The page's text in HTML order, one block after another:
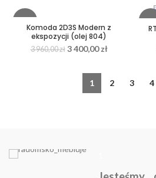
Komoda 2D3S Modern z
ekspozycji (olej 804)
3 960,00zł 3 400,00zł
-
1 2 3 4